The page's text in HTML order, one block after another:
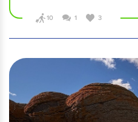
10 1 3